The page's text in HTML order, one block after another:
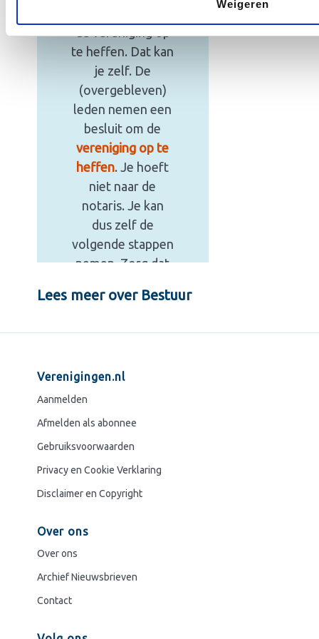
Weigeren
de vereniging op
te heffen. Dat kan
je zelf. De
(overgebleven)
leden nemen een
besluit om de
vereniging op te
heffen. Je hoeft
niet naar de
notaris. Je kan
dus zelf de
volgende stappen
nemen. Zorg dat
goed vastin
zelf voor de
snelle turbo-
opheffing of de
14,00 incl. BTW
Lees meer over Bestuur
Verenigingen.nl
Aanmelden
Afmelden als abonnee
Gebruiksvoorwaarden
Privacy en Cookie Verklaring
Disclaimer en Copyright
Over ons
Over ons
Archief Nieuwsbrieven
Contact